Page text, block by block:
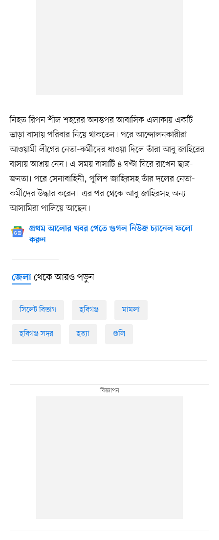
নিহত রিপন শীল শহরের অনন্তপর আবাসিক এলাকায় একটি
ভাড়া বাসায় পরিবার নিয়ে থাকতেন। পরে আন্দোলনকারীরা
আওয়ামী লীগের নেতা-কর্মীদের ধাওয়া দিলে তাঁরা আবু জাহিরের
বাসায় আশ্রয় নেন। এ সময় বাসাটি ৪ ঘণ্টা ঘিরে রাখেন ছাত্র-
জনতা। পরে সেনাবাহিনী, পুলিশ জাহিরসহ তাঁর দলের নেতা-
কর্মীদের উদ্ধার করেন। এর পর থেকে আবু জাহিরসহ অন্য
আসামিরা পালিয়ে আছেন।
প্রথম আলোর খবর পেতে গুগল নিউজ চ্যানেল ফলো
করুন
জেলাথেকে আরও পড়ুন
সিলেট বিভাগ হবিগঞ্জ মামলা
হবিগঞ্জ সদর হত্যা গুলি